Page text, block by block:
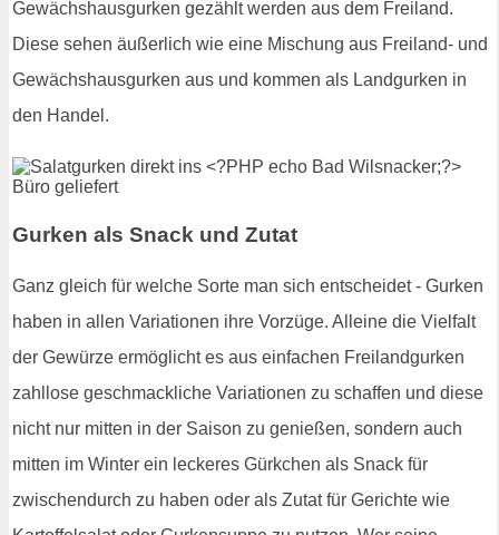
Gewächshausgurken gezählt werden aus dem Freiland.
Diese sehen äußerlich wie eine Mischung aus Freiland- und
Gewächshausgurken aus und kommen als Landgurken in
den Handel.
Gurken als Snack und Zutat
Ganz gleich für welche Sorte man sich entscheidet - Gurken
haben in allen Variationen ihre Vorzüge. Alleine die Vielfalt
der Gewürze ermöglicht es aus einfachen Freilandgurken
zahllose geschmackliche Variationen zu schaffen und diese
nicht nur mitten in der Saison zu genießen, sondern auch
mitten im Winter ein leckeres Gürkchen als Snack für
zwischendurch zu haben oder als Zutat für Gerichte wie